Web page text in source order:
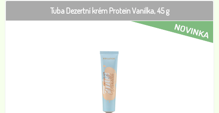
Tuba Dezertní krém Protein Vanilka, 45 g